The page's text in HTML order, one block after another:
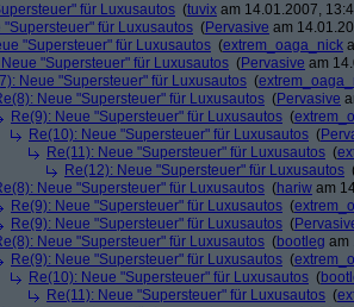
für Luxusautos (tuvix am 14.01.2007,
"Supersteuer" für Luxusautos (Pervasive am
"Supersteuer" für Luxusautos (extrem_oaga_nick
Neue "Supersteuer" für Luxusautos (Pervasive am
Neue "Supersteuer" für Luxusautos (
Neue "Supersteuer" für Luxusautos (Pervasive
Re(9): Neue "Supersteuer" für Luxusautos (
Re(10): Neue "Supersteuer" für Luxusautos (
Re(11): Neue "Supersteuer" für Luxusautos (
Re(12): Neue "Supersteuer" für Luxusautos
Neue "Supersteuer" für Luxusautos (hariw am
Re(9): Neue "Supersteuer" für Luxusautos (
Re(9): Neue "Supersteuer" für Luxusautos (
Neue "Supersteuer" für Luxusautos (bootleg am
Re(9): Neue "Supersteuer" für Luxusautos (
Re(10): Neue "Supersteuer" für Luxusautos (
Re(11): Neue "Supersteuer" für Luxusautos (